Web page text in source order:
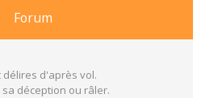
Forum
d'après vol.
déception ou râler.